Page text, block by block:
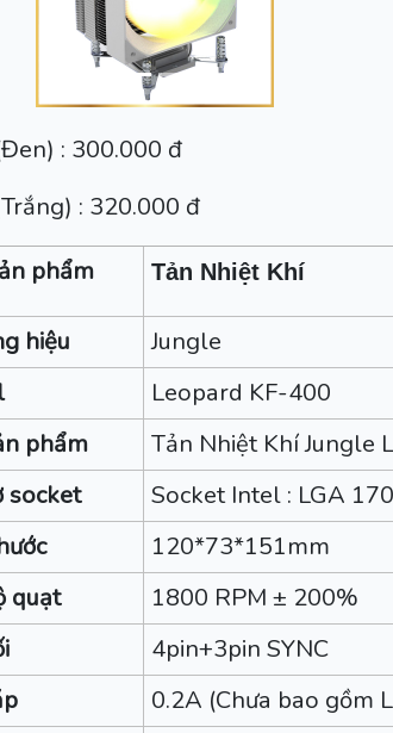
: 300.000 đ
: 320.000 đ
phẩm
Tản Nhiệt Khí
hiệu
Jungle
Leopard KF-400
phẩm
Tản Nhiệt Khí Jungle
socket
Socket Intel : LGA
120*73*151mm
quạt
1800 RPM ± 200%
4pin+3pin SYNC
0.2A (Chưa bao gồm